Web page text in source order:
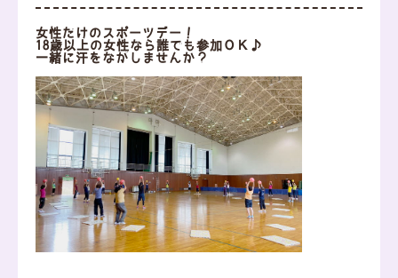
女性だけのスポーツデー！
18歳以上の女性なら誰でも参加ＯＫ♪
一緒に汗をながしませんか？